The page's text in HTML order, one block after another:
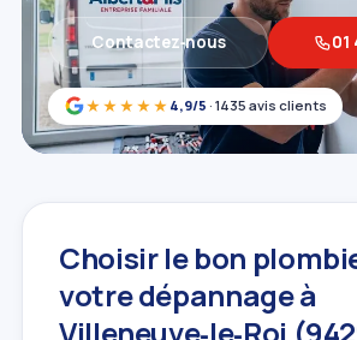
★★★★★ 4,9/5 · 1435 avis clients
Contactez‑nous 01
Choisir le bon
votre dépannage à
Villeneuve‑le‑Roi